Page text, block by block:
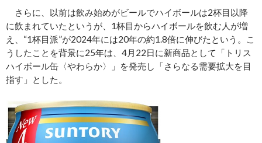
さらに、以前は飲み始めがビールでハイボールは2杯目以降
に飲まれていたというが、1杯目からハイボールを飲む人が増
え、“1杯目派”が2024年には20年の約1.8倍に伸びたという。こ
うしたことを背景に25年は、4月22日に新商品として「トリス
ハイボール缶〈やわらか〉」を発売し「さらなる需要拡大を目
指す」とした。